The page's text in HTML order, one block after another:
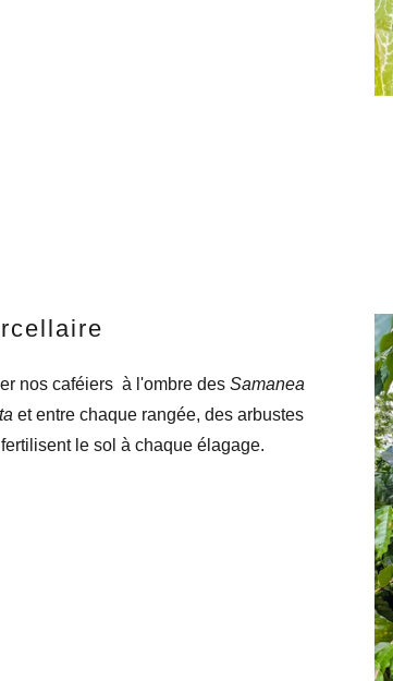
nos caféiers à l'ombre des Samanea
et entre chaque rangée, des arbustes
le sol à chaque élagage.